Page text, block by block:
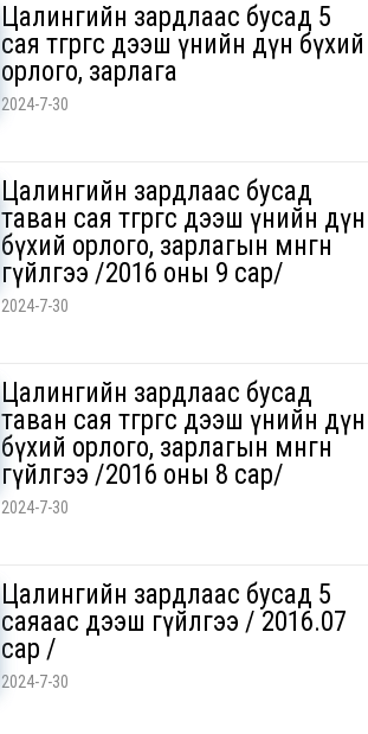
Цалингийн зардлаас бусад 5
сая төгрөгөөс дээш үнийн дүн бүхий
орлого, зарлага
2024-7-30
Цалингийн зардлаас бусад
таван сая төгрөгөөс дээш үнийн дүн
бүхий орлого, зарлагын мөнгөн
гүйлгээ /2016 оны 9 сар/
2024-7-30
Цалингийн зардлаас бусад
таван сая төгрөгөөс дээш үнийн дүн
бүхий орлого, зарлагын мөнгөн
гүйлгээ /2016 оны 8 сар/
2024-7-30
Цалингийн зардлаас бусад 5
саяаас дээш гүйлгээ / 2016.07
сар /
2024-7-30